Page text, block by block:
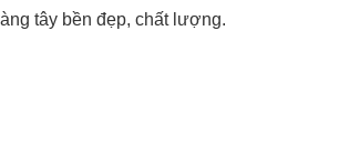
tây bền đẹp, chất lượng.